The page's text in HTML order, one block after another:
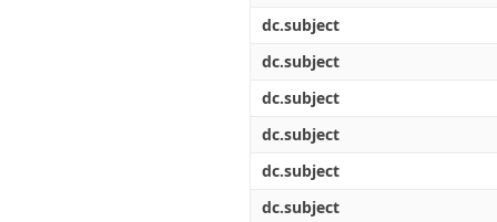
dc.subject
dc.subject
dc.subject
dc.subject
dc.subject
dc.subject